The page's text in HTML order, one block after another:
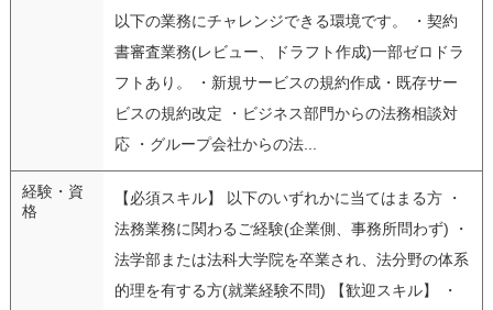
以下の業務にチャレンジできる環境です。 ・契約
書審査業務(レビュー、ドラフト作成)一部ゼロドラ
フトあり。 ・新規サービスの規約作成・既存サー
ビスの規約改定 ・ビジネス部門からの法務相談対
応 ・グループ会社からの法...
経験・資
格
【必須スキル】 以下のいずれかに当てはまる方 ・
法務業務に関わるご経験(企業側、事務所問わず) ・
法学部または法科大学院を卒業され、法分野の体系
的理を有する方(就業経験不問) 【歓迎スキル】 ・